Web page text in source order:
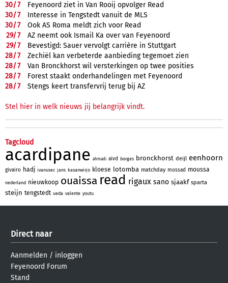
30/7
Feyenoord ziet in Van Rooij opvolger Read
30/7
Interesse in Tengstedt vanuit de MLS
30/7
Ook AS Roma meldt zich voor Read
29/7
AZ neemt ook Ismail Ka over van Feyenoord
29/7
Bevestigd: Sauer vervolgt carrière in Stuttgart
28/7
Zechiël kan verbeterde aanbieding tegemoet zien
28/7
Van Bronckhorst wil versterkingen op twee posities
28/7
Forest staakt onderhandelingen met Feyenoord
28/7 Stengs keert transfervrij terug bij AZ
Stel hier in welk nieuws jij belangrijk vindt.
Tagcloud
acardipane ahmadi aivd borges bronckhorst deijl eenhoorn
givairo hadj ivanusec jans kasanwirjo kloese lotomba matchday mossad moussa
nederland nieuwkoop ouaissa read rigaux sano sjaakf sparta
steijn tengstedt ueda valente youtu
Direct naar
Aanmelden / inloggen
Feyenoord Forum
Stand